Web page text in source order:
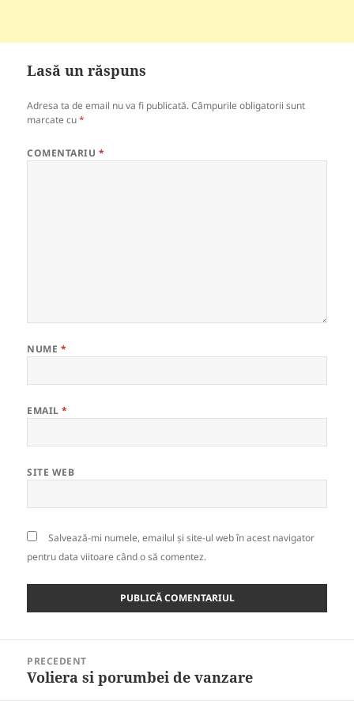
Lasă un răspuns
Adresa ta de email nu va fi publicată. Câmpurile obligatorii sunt
marcate cu*
COMENTARIU *
NUME *
EMAIL*
SITE WEB
Salvează-mi numele, emailul și site-ul web în acest navigator
pentru data viitoare când o să comentez.
articole
PRECEDENT
Articolul
Voliera si porumbei de vanzare